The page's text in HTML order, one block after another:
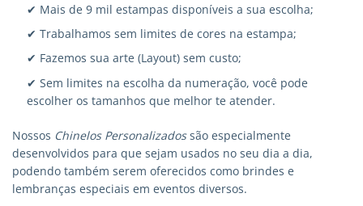
✔ Mais de 9 mil estampas disponíveis a sua escolha;
✔ Trabalhamos sem limites de cores na estampa;
✔ Fazemos sua arte (Layout) sem custo;
✔ Sem limites na escolha da numeração, você pode
escolher os tamanhos que melhor te atender.
Nossos Chinelos Personalizadossão especialmente
desenvolvidos para que sejam usados no seu dia a dia,
podendo também serem oferecidos como brindes e
lembranças especiais em eventos diversos.